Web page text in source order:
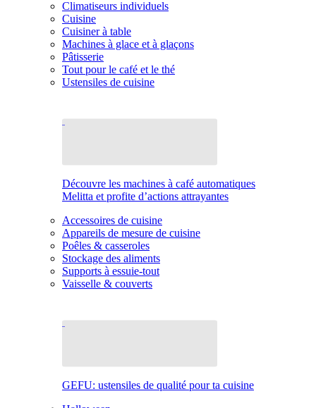
Climatiseurs individuels
Cuisine
Cuisiner à table
Machines à glace et à glaçons
Pâtisserie
Tout pour le café et le thé
Ustensiles de cuisine
Découvre les machines à café automatiques
Melitta et profite d’actions attrayantes
Accessoires de cuisine
Appareils de mesure de cuisine
Poêles & casseroles
Stockage des aliments
Supports à essuie-tout
Vaisselle & couverts
GEFU: ustensiles de qualité pour ta cuisine